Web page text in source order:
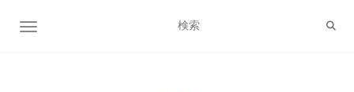
ナビゲーション切り替え